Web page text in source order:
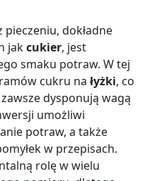
dokładne
jakcukier, jest
smaku potraw. W tej
cukru na łyżki, co
dysponują wagą
umożliwi
potraw, a także
w przepisach.
rolę w wielu